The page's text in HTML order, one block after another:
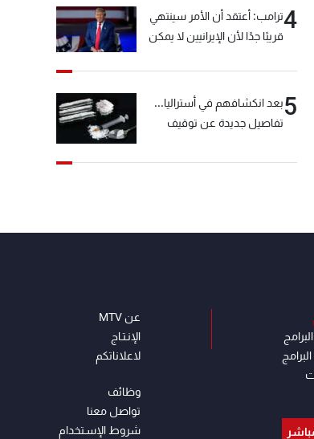
4ترامب: أعتقد أن الأمر سينتهي
قريبًا جدًا لأن الإيرانيين لا يمكن
5بعد انكشافهم في أستراليا...
تفاصيل جديدة عن توقيف
عن MTV
الإنـتـاج
لاعلاناتكم
وظائف
تواصل معنا
شروط الإسـتخدام